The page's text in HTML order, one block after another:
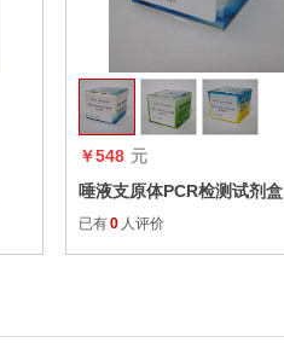
￥548 元
唾液支原体PCR检测试剂盒
已有0 人评价